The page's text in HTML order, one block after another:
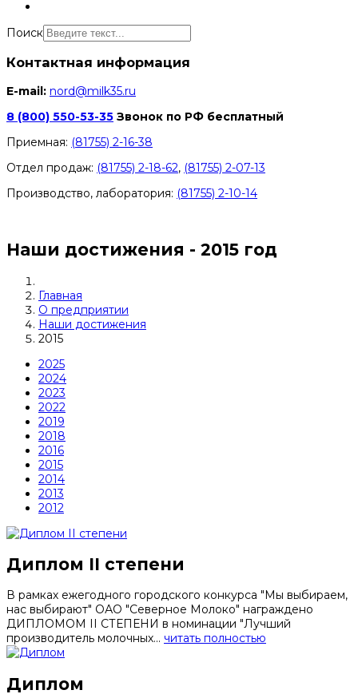
Поиск
Контактная информация
E-mail: nord@milk35.ru
8 (800) 550-53-35 Звонок по РФ бесплатный
Приемная: (81755) 2-16-38
Отдел продаж: (81755) 2-18-62, (81755) 2-07-13
Производство, лаборатория: (81755) 2-10-14
Наши достижения - 2015 год
Главная
О предприятии
Наши достижения
2015
2025
2024
2023
2022
2019
2018
2016
2015
2014
2013
2012
Диплом II степени
В рамках ежегодного городского конкурса "Мы выбираем,
нас выбирают" ОАО "Северное Молоко" награждено
ДИПЛОМОМ II СТЕПЕНИ в номинации "Лучший
производитель молочных... читать полностью
Диплом